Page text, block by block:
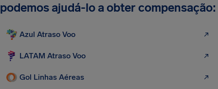
podemos ajudá-lo a obter compensação:
Azul Atraso Voo
LATAM Atraso Voo
Gol Linhas Aéreas